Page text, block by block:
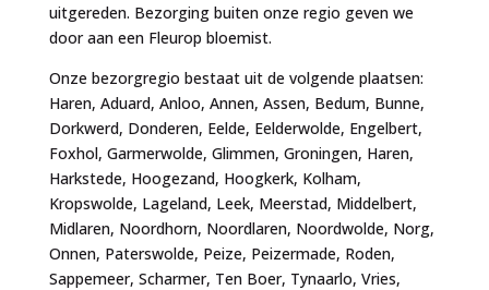
uitgereden. Bezorging buiten onze regio geven we
door aan een Fleurop bloemist.
Onze bezorgregio bestaat uit de volgende plaatsen:
Haren, Aduard, Anloo, Annen, Assen, Bedum, Bunne,
Dorkwerd, Donderen, Eelde, Eelderwolde, Engelbert,
Foxhol, Garmerwolde, Glimmen, Groningen, Haren,
Harkstede, Hoogezand, Hoogkerk, Kolham,
Kropswolde, Lageland, Leek, Meerstad, Middelbert,
Midlaren, Noordhorn, Noordlaren, Noordwolde, Norg,
Onnen, Paterswolde, Peize, Peizermade, Roden,
Sappemeer, Scharmer, Ten Boer, Tynaarlo, Vries,